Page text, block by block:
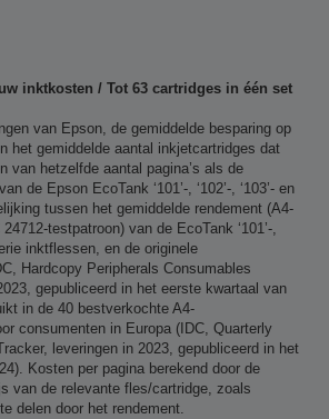
inktkosten / Tot 63 cartridges in één set
van Epson, de gemiddelde besparing op
het gemiddelde aantal inkjetcartridges dat
van hetzelfde aantal pagina’s als de
de Epson EcoTank ‘101’-, ‘102’-, ‘103’- en
tussen het gemiddelde rendement (A4-
testpatroon) van de EcoTank ‘101’-,
serie inktflessen, en de originele
Hardcopy Peripherals Consumables
gepubliceerd in het eerste kwartaal van
in de 40 bestverkochte A4-
consumenten in Europa (IDC, Quarterly
leveringen in 2023, gepubliceerd in het
Kosten per pagina berekend door de
van de relevante fles/cartridge, zoals
delen door het rendement.